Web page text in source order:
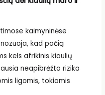
kaimyninėse
kad pačią
kels afrikinis kiaulių
neapibrėžta rizika
ligomis, tokiomis